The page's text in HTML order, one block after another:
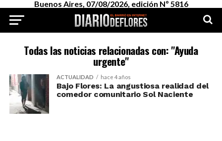
Buenos Aires, 07/08/2026, edición Nº 5816
Todas las noticias relacionadas con: "Ayuda
urgente"
ACTUALIDAD hace 4 años
Bajo Flores: La angustiosa realidad del
comedor comunitario Sol Naciente